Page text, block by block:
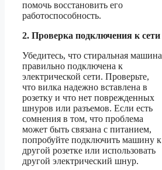
помочь восстановить его
работоспособность.
2. Проверка подключения к сети
Убедитесь, что стиральная машина
правильно подключена к
электрической сети. Проверьте,
что вилка надежно вставлена в
розетку и что нет поврежденных
шнуров или разъемов. Если есть
сомнения в том, что проблема
может быть связана с питанием,
попробуйте подключить машину к
другой розетке или использовать
другой электрический шнур.